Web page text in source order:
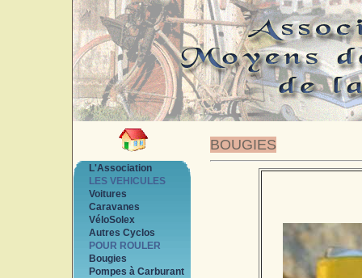
BOUGIES
L'Association
LES VEHICULES
Voitures
Caravanes
VéloSolex
Autres Cyclos
POUR ROULER
Bougies
Pompes à Carburant